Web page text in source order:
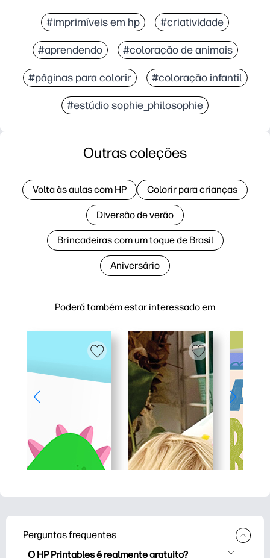
#imprimíveis em hp #criatividade
#aprendendo #coloração de animais
#páginas para colorir #coloração infantil
#estúdio sophie_philosophie
Poderá também estar interessado em
Outras coleções
Volta às aulas com HP Colorir para crianças
Diversão de verão
Brincadeiras com um toque de Brasil
Aniversário
Perguntas frequentes
O HP Printables é realmente gratuito?